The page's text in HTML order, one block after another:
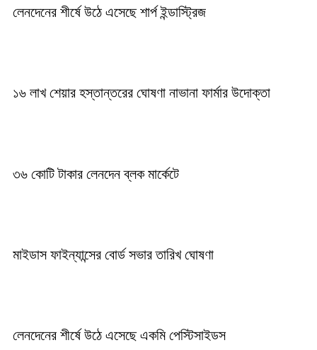
লেনদেনের শীর্ষে উঠে এসেছে শার্প ইন্ডাস্ট্রিজ
১৬ লাখ শেয়ার হস্তান্তরের ঘোষণা নাভানা ফার্মার উদোক্তা
৩৬ কোটি টাকার লেনদেন ব্লক মার্কেটে
মাইডাস ফাইন্যান্সের বোর্ড সভার তারিখ ঘোষণা
লেনদেনের শীর্ষে উঠে এসেছে একমি পেস্টিসাইডস